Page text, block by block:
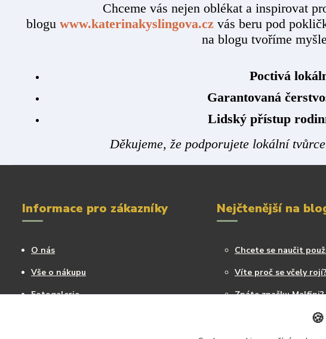
Chceme vás nejen oblékat a inspirovat
blogu www.katerinakyslingova.czvás beru pod
na blogu tvoříme
Poctivá
Garantovaná
Lidský přístup
Děkujeme, že podporujete lokální
Informace pro zákazníky
O nás
Vše o nákupu
Fotogalerie
Nejčtenější na
Chcete se naučit
Víte proč se včely rojí?
Znáte značku Malfini?